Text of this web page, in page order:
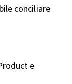
conciliare
e